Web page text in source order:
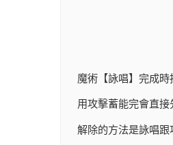
魔術【詠唱】完成
用攻擊蓄能完會直接
解除的方法是詠唱